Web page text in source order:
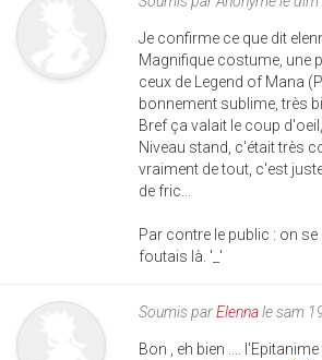
Je confirme ce que dit
Magnifique costume, une
ceux de Legend of Mana
bonnement sublime, très
Bref ça valait le coup d'oeil,
Niveau stand, c'était très
vraiment de tout, c'est
de fric...
Par contre le public : on
foutais là. '_'
Soumis parElennale sam
Bon , eh bien ....